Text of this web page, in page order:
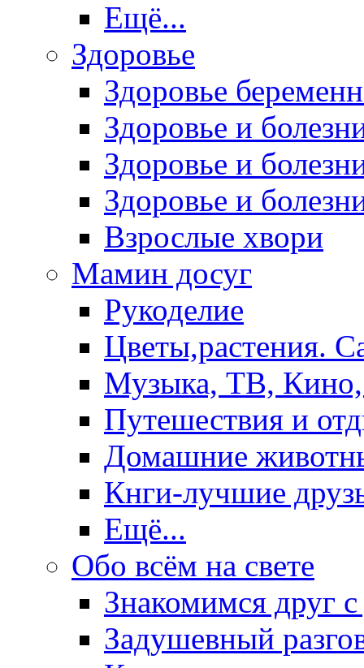
Ещё...
Здоровье
Здоровье
Здоровье и
Здоровье и
Здоровье и
Взрослые хвори
Мамин досуг
Рукоделие
Цветы,растения.
Музыка, ТВ,
Путешествия и
Домашние
Кнги-лучшие
Ещё...
Обо всём на свете
Знакомимся друг
Задушевный